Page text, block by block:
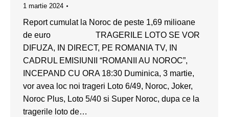
1 martie 2024
Report cumulat la Noroc de peste 1,69 milioane
de euro TRAGERILE LOTO SE VOR
DIFUZA, IN DIRECT, PE ROMANIA TV, IN
CADRUL EMISIUNII “ROMANII AU NOROC”,
INCEPAND CU ORA 18:30 Duminica, 3 martie,
vor avea loc noi trageri Loto 6/49, Noroc, Joker,
Noroc Plus, Loto 5/40 si Super Noroc, dupa ce la
tragerile loto de…